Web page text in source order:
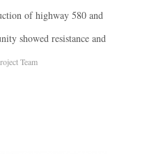
of highway 580 and
showed resistance and
Team